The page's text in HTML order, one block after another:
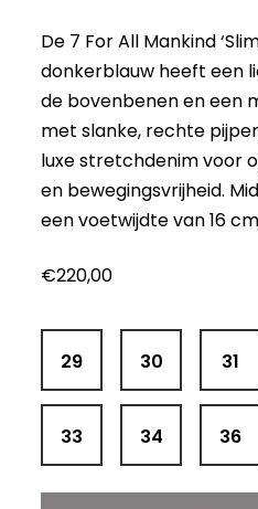
De 7 For All Mankind
donkerblauw heeft een
de bovenbenen en een
met slanke, rechte
luxe stretchdenim voor
en bewegingsvrijheid.
een voetwijdte van 16
€220,00
29 30 31
33 34 36